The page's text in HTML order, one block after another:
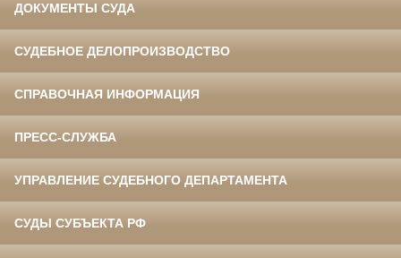
ДОКУМЕНТЫ СУДА
СУДЕБНОЕ ДЕЛОПРОИЗВОДСТВО
СПРАВОЧНАЯ ИНФОРМАЦИЯ
ПРЕСС-СЛУЖБА
УПРАВЛЕНИЕ СУДЕБНОГО ДЕПАРТАМЕНТА
СУДЫ СУБЪЕКТА РФ